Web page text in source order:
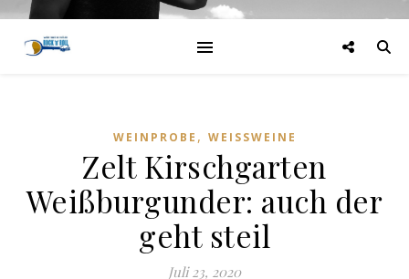
WEINPROBE , WEISSWEINE
Zelt Kirschgarten
Weißburgunder: auch der
geht steil
Juli 23, 2020